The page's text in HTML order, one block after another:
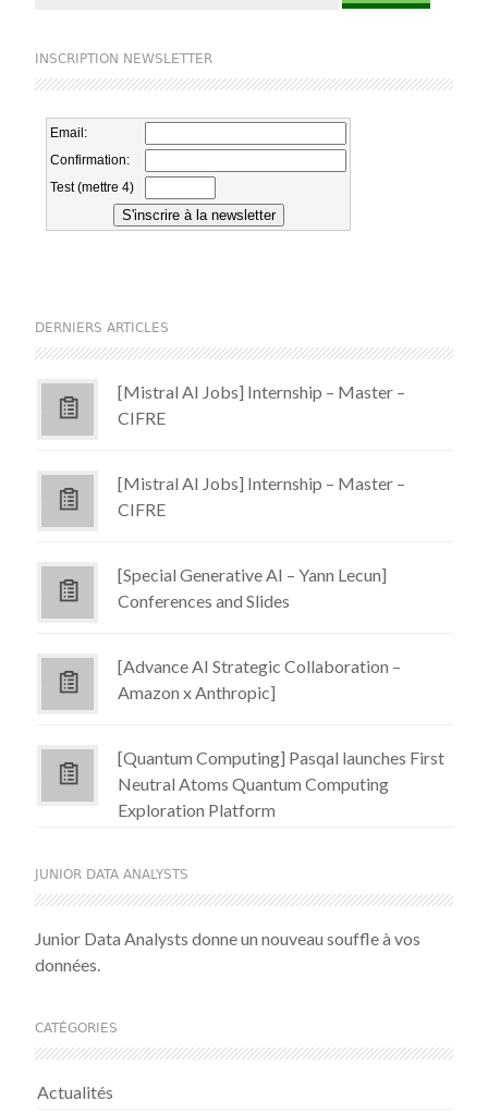
INSCRIPTION NEWSLETTER
DERNIERS ARTICLES
[Mistral AI Jobs] Internship – Master –
CIFRE
[Mistral AI Jobs] Internship – Master –
CIFRE
[Special Generative AI – Yann Lecun]
Conferences and Slides
[Advance AI Strategic Collaboration –
Amazon x Anthropic]
[Quantum Computing] Pasqal launches First
Neutral Atoms Quantum Computing
Exploration Platform
JUNIOR DATA ANALYSTS
Junior Data Analysts donne un nouveau souffle à vos
données.
CATÉGORIES
Actualités